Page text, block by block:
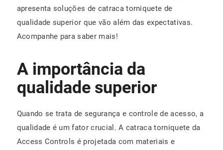
apresenta soluções de catraca torniquete de
qualidade superior que vão além das expectativas.
Acompanhe para saber mais!
A importância da
qualidade superior
Quando se trata de segurança e controle de acesso, a
qualidade é um fator crucial. A catraca torniquete da
Access Controls é projetada com materiais e